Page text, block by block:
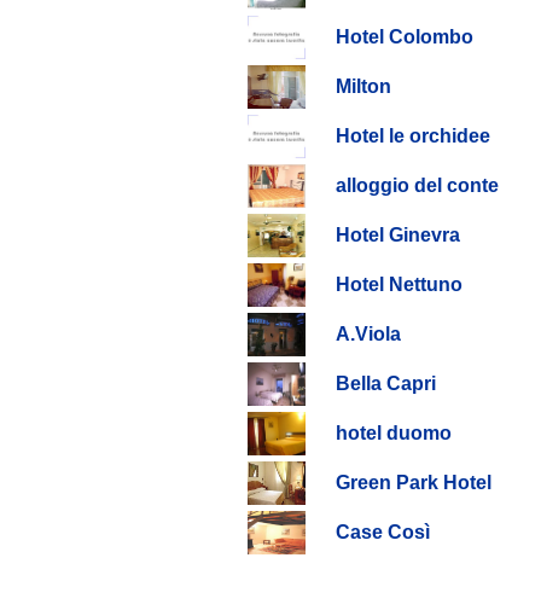
Hotel Colombo
Milton
Hotel le orchidee
alloggio del conte
Hotel Ginevra
Hotel Nettuno
A.Viola
Bella Capri
hotel duomo
Green Park Hotel
Case Così